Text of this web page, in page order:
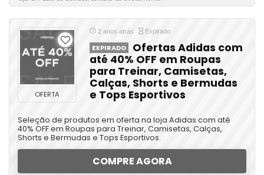
OFERTA
2 anos atrás Expirado
EXPIRADO
Ofertas Adidas com
até 40% OFF em Roupas
para Treinar, Camisetas,
Calças, Shorts e Bermudas
e Tops Esportivos
Seleção de produtos em oferta na loja Adidas com até
40% OFF em Roupas para Treinar, Camisetas, Calças,
Shorts e Bermudas e Tops Esportivos.
COMPRE AGORA